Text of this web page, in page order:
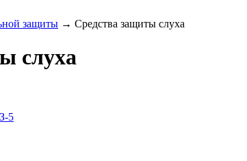
защиты → Средства защиты слуха
слуха
5